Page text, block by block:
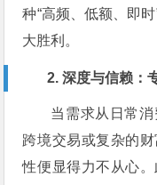
种“高频、低额、即
大胜利。
2. 深度与信赖：
当需求从日常消
跨境交易或复杂的
性便显得力不从心